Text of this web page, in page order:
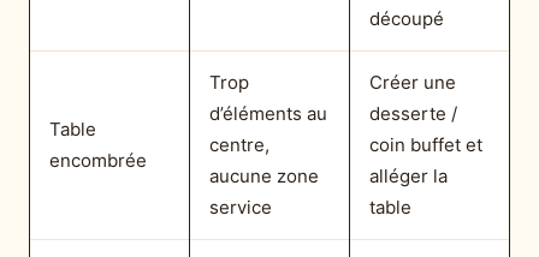
découpé
Table
encombrée
Trop
d’éléments au
centre,
aucune zone
service
Créer une
desserte /
coin buffet et
alléger la
table